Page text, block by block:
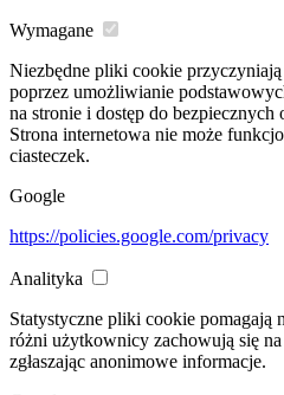
Wymagane
Niezbędne pliki cookie
poprzez umożliwianie
na stronie i dostęp do
Strona internetowa nie może
ciasteczek.
Google
https://policies.google.com/privacy
Analityka
Statystyczne pliki cookie pomagają
różni użytkownicy zachowują się
zgłaszając anonimowe informacje.